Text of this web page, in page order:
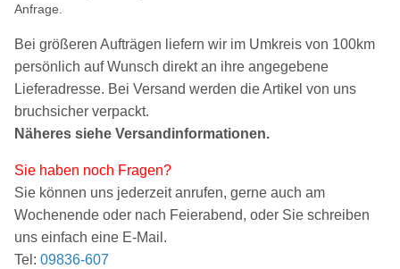
Anfrage.
Bei größeren Aufträgen liefern wir im Umkreis von 100km
persönlich auf Wunsch direkt an ihre angegebene
Lieferadresse. Bei Versand werden die Artikel von uns
bruchsicher verpackt.
Näheres siehe Versandinformationen.
Sie haben noch Fragen?
Sie können uns jederzeit anrufen, gerne auch am
Wochenende oder nach Feierabend, oder Sie schreiben
uns einfach eine E-Mail.
Tel: 09836-607